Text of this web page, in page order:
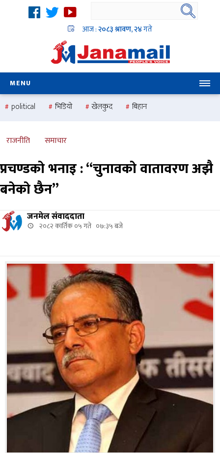
आज :२०८३ श्रावण, २४गते
MENU
political भिडियो खेलकुद
बिहान
national
health
राजनीति समाचार
प्रचण्डको भनाइ : “चुनावको वातावरण अझै
बनेको छैन”
जनमेल संवाददाता
२०८२ कार्तिक ०५ गते ०७:३५ बजे